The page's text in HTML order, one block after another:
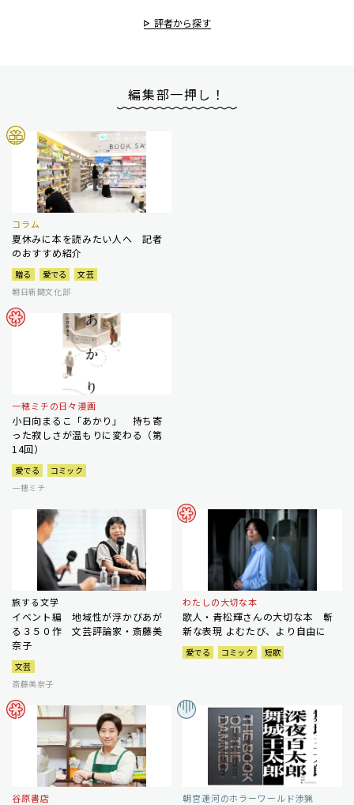
評者から探す
編集部一押し！
コラム
夏休みに本を読みたい人へ 記者
のおすすめ紹介
贈る 愛でる
文芸
朝日新聞文化部
一穂ミチの日々漫画
小日向まるこ「あかり」 持ち寄
った寂しさが温もりに変わる（第
14回）
愛でる
コミック
一穂ミチ
旅する文学
イベント編 地域性が浮かびあが
る３５０作 文芸評論家・斎藤美
奈子
文芸
斎藤美奈子
わたしの大切な本
歌人・青松輝さんの大切な本 斬
新な表現 よむたび、より自由に
愛でる コミック 短歌
谷原書店 朝宮運河のホラーワールド渉猟